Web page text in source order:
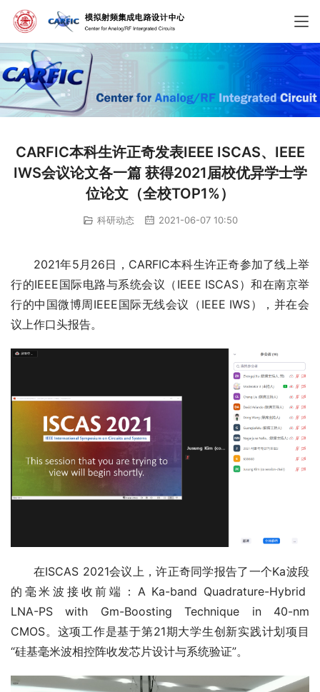
CARFIC本科生许正奇发表IEEE ISCAS、IEEE
IWS会议论文各一篇 获得2021届校优异学士学
位论文（全校TOP1%）
科研动态 2021-06-07 10:50
2021年5月26日，CARFIC本科生许正奇参加了线上举
行的IEEE国际电路与系统会议（IEEE ISCAS）和在南京举
行的中国微博周IEEE国际无线会议（IEEE IWS），并在会
议上作口头报告。
在ISCAS 2021会议上，许正奇同学报告了一个Ka波段
的毫米波接收前端：A Ka-band Quadrature-Hybrid
LNA-PS with Gm-Boosting Technique in 40-nm
CMOS。这项工作是基于第21期大学生创新实践计划项目
“硅基毫米波相控阵收发芯片设计与系统验证”。